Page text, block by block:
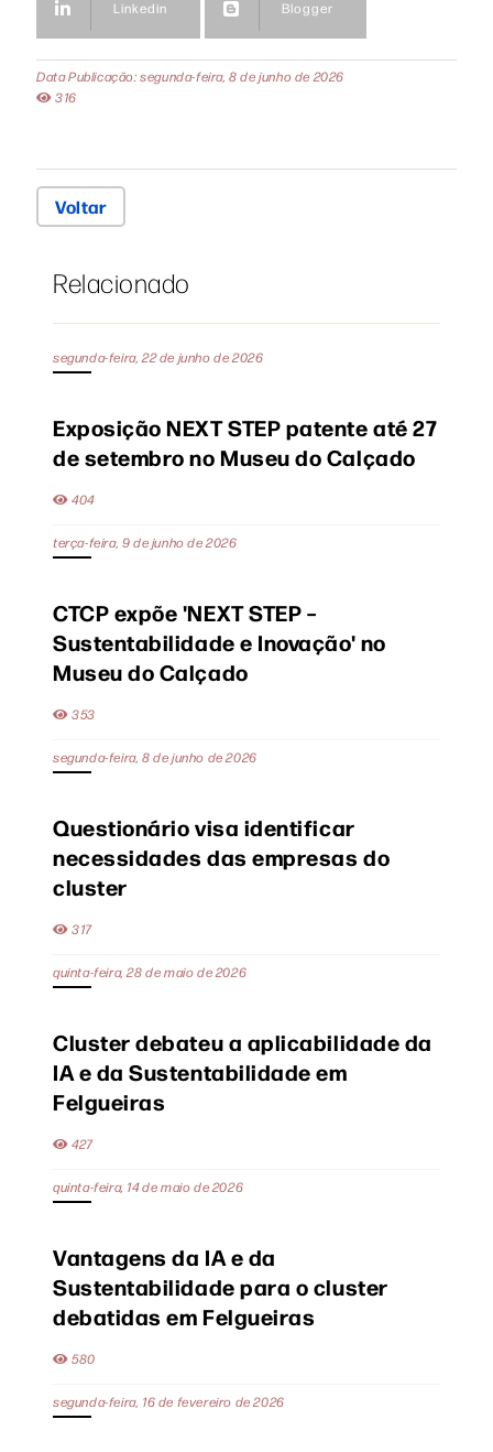
Linkedin Blogger
Data Publicação: segunda-feira, 8 de junho de 2026
316
Voltar
Relacionado
segunda-feira, 22 de junho de 2026
Exposição NEXT STEP patente até 27
de setembro no Museu do Calçado
404
terça-feira, 9 de junho de 2026
CTCP expõe 'NEXT STEP –
Sustentabilidade e Inovação' no
Museu do Calçado
353
segunda-feira, 8 de junho de 2026
Questionário visa identificar
necessidades das empresas do
cluster
317
quinta-feira, 28 de maio de 2026
Cluster debateu a aplicabilidade da
IA e da Sustentabilidade em
Felgueiras
427
quinta-feira, 14 de maio de 2026
Vantagens da IA e da
Sustentabilidade para o cluster
debatidas em Felgueiras
580
segunda-feira, 16 de fevereiro de 2026